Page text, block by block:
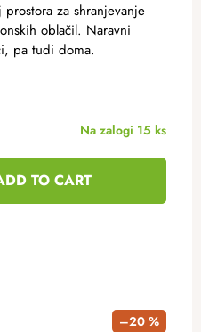
Na zalogi 15 ks
TO CART
za shranjevanje
oblačil. Naravni
pa tudi doma.
–20 %